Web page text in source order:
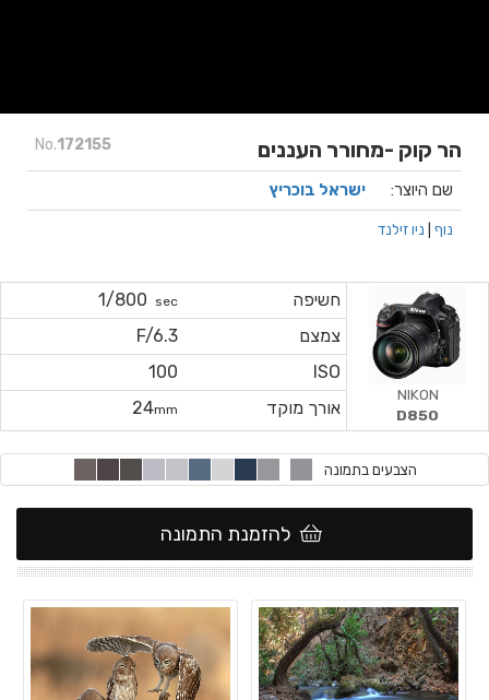
No.172155 הר קוק -מחורר העננים
שם היוצר: ישראל בוכריץ
נוף ניו זילנד
חשיפה sec
1/800
צמצם
F/6.3
ISO
100
אורך מוקד
24mm
NIKON
D850
הצבעים בתמונה
להזמנת התמונה